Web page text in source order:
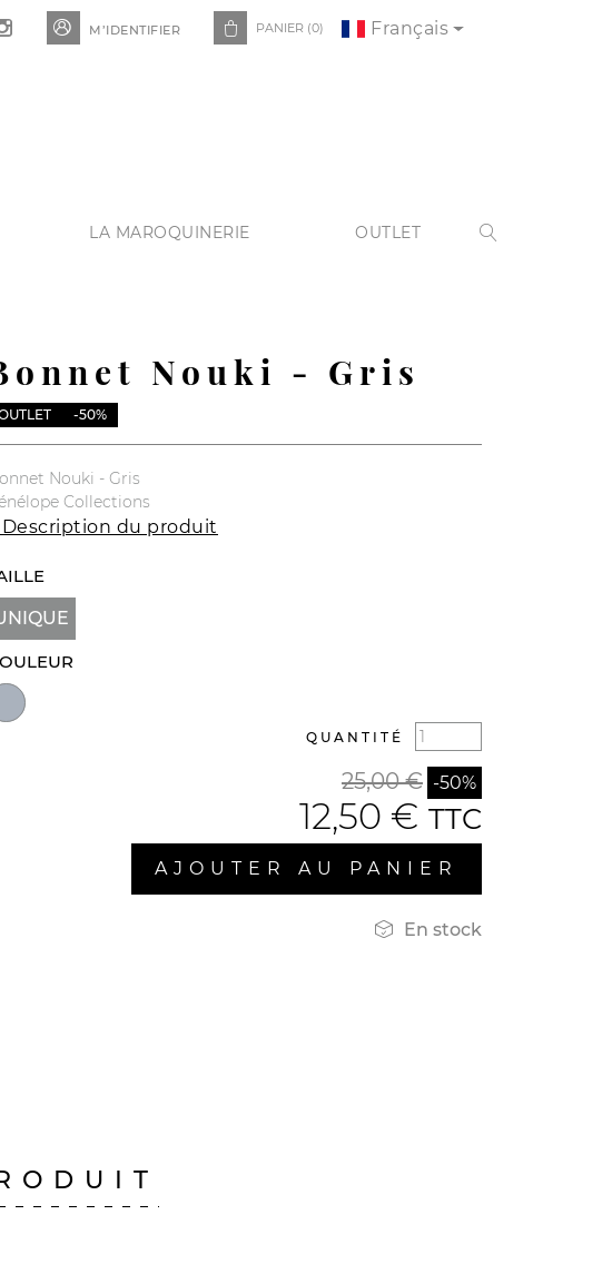
 M’IDENTIFIER  PANIER (0) Français
LA MAROQUINERIE OUTLET 
Nouki - Gris
-50%
Nouki - Gris
Collections
Description du produit
QUANTITÉ
25,00 € -50%
12,50 € TTC
AJOUTER AU PANIER
 En stock